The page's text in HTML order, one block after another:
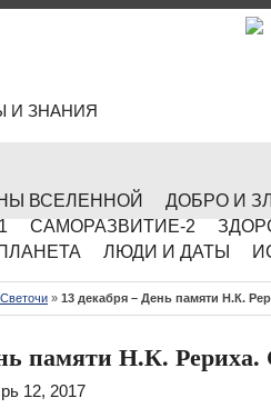
И ЗНАНИЯ
ВСЕЛЕННОЙ
ДОБРО И
САМОРАЗВИТИЕ-2
ЛЮДИ И ДАТЫ
Светочи » 13 декабря – День памяти Н.К.
памяти Н.К.
12, 2017